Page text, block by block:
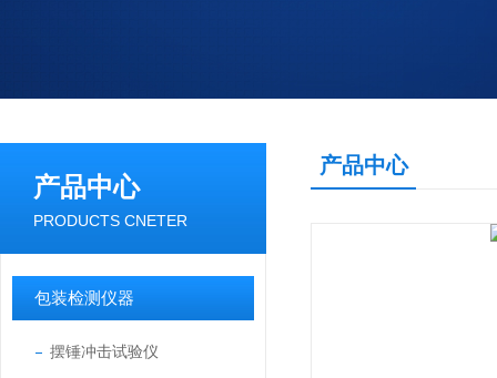
产品中心
PRODUCTS CNETER
包装检测仪器
摆锤冲击试验仪
产品中心